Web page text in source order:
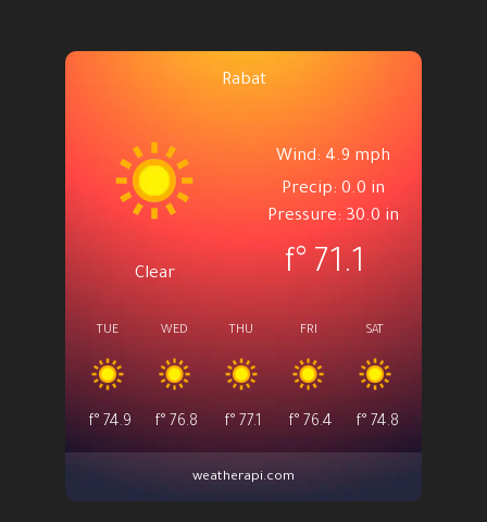
Rabat
Clear
Wind: 4.9 mph
Precip: 0.0 in
Pressure: 30.0 in
71.1
°f
TUE
74.9
°f
WED
76.8
°f
THU
77.1
°f
FRI
76.4
°f
SAT
74.8
°f
weatherapi.com